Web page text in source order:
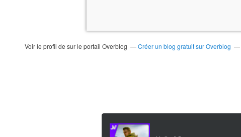
Voir le profil de sur le portail Overblog Créer un blog gratuit sur Overblog